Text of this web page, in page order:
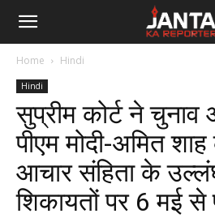
Janta
Reporter
Home Hindi
Hindi
सुप्रीम कोर्ट ने
पीएम मोदी-अमित
आचार संहिता के
शिकायतों पर 6 मई